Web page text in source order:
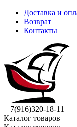
Доставка и
Возврат
Контакты
+7(916)320-18-11
Каталог товаров